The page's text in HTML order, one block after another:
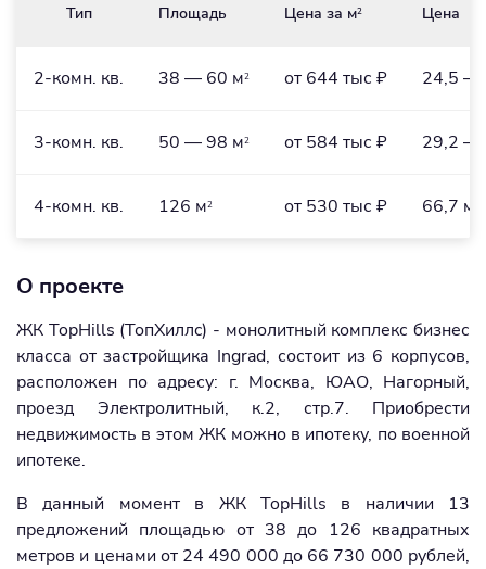
Тип Площадь Цена за м2 Цена
2-комн. кв. 38 — 60 м2 от 644 тыс ₽ 24,5 —
3-комн. кв. 50 — 98 м2 от 584 тыс ₽ 29,2 —
4-комн. кв. 126 м2 от 530 тыс ₽ 66,7
О проекте
ЖК TopHills (ТопХиллc) - монолитный комплекс бизнес
класса от застройщика Ingrad, состоит из 6 корпусов,
расположен по адресу: г. Москва, ЮАО, Нагорный,
проезд Электролитный, к.2, стр.7. Приобрести
недвижимость в этом ЖК можно в ипотеку, по военной
ипотеке.
В данный момент в ЖК TopHills в наличии 13
предложений площадью от 38 до 126 квадратных
метров и ценами от 24 490 000 до 66 730 000 рублей,